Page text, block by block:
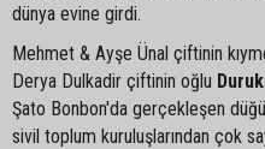
dünya evine girdi.
Mehmet & Ayşe Ünal çiftinin
Derya Dulkadir çiftinin oğlu
Şato Bonbon'da gerçekleşen
sivil toplum kuruluşlarından çok